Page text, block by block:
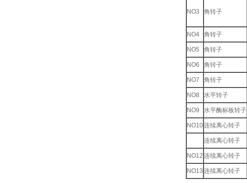
NO3 角转子
NO4 角转子
NO5 角转子
NO6 角转子
NO7 角转子
NO8 水平转子
NO9 水平酶标板转子
NO10连续离心转子
连续离心转子
NO12 连续离心转子
NO13 连续离心转子